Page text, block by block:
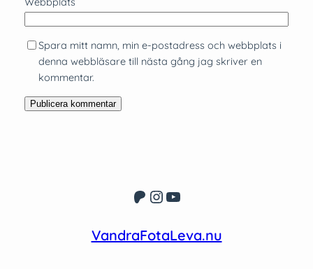
Spara mitt namn, min e-postadress och webbplats i
denna webbläsare till nästa gång jag skriver en
kommentar.
Patreon
Instagram
YouTube
VandraFotaLeva.nu